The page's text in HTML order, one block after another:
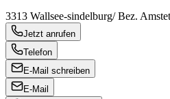
3313 Wallsee-sindelburg/ Bez.
Jetzt anrufen
Telefon
E-Mail schreiben
E-Mail